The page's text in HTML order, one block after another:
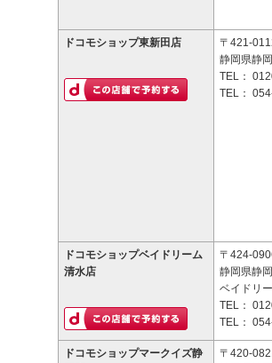
ドコモショップ東新田店
〒421-
静岡県静
TEL：
TEL：
ドコモショップベイドリーム
清水店
〒424-
静岡県静
ベイドリ
TEL：
TEL：
ドコモショップマークイズ静
〒420-